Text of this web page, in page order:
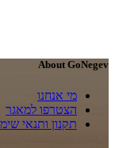
About GoNegev
מי אנחנו
הצטרפו למאגר
תקנון ותנאי